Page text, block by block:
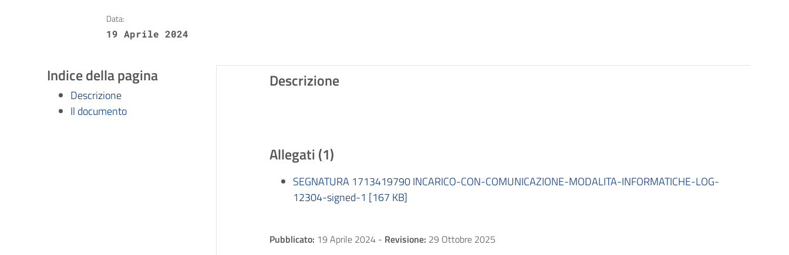
Data:
19 Aprile 2024
Indice della pagina
Descrizione
Il documento
Descrizione
Allegati (1)
SEGNATURA 1713419790 INCARICO-CON-COMUNICAZIONE-MODALITA-INFORMATICHE-LOG-
12304-signed-1 [167 KB]
Pubblicato: 19 Aprile 2024 - Revisione: 29 Ottobre 2025